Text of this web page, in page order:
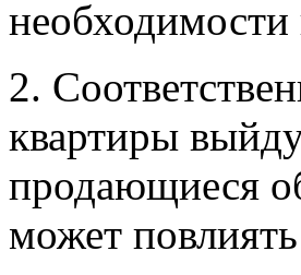
2.
квартиры
продающиеся
может